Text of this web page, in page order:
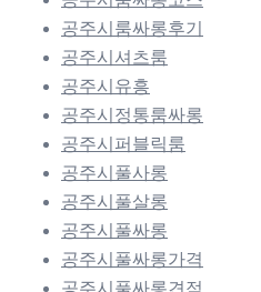
공주시룸싸롱후기
공주시셔츠룸
공주시유흥
공주시정통룸싸롱
공주시퍼블릭룸
공주시풀사롱
공주시풀살롱
공주시풀싸롱
공주시풀싸롱가격
공주시풀싸롱견적